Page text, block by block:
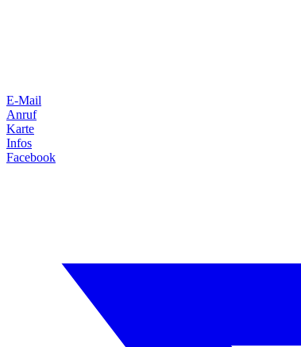
E-Mail
Anruf
Karte
Infos
Facebook